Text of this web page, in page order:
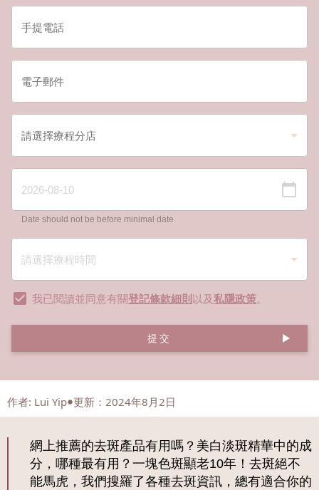
Date should not be before minimal date
我已閱讀並同意有關登記條款細則以及私隱政策。
提交
作者: Lui Yip 更新：2024年8月2日
網上推薦的去斑產品有用嗎？美白淡斑精華中的成
分，哪種最有用？一塊色斑顯老10年！去斑絕不
能馬虎，我們搜羅了各種去斑資訊，總有適合你的